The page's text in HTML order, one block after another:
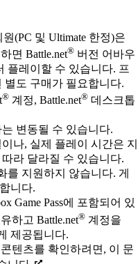
(PC 및 Ultimate 한정)은
면 Battle.net® 버전 어바우
플레이할 수 있습니다. 프
별도 구매가 필요합니다.
® 계정, Battle.net® 데스크톱
변동될 수 있습니다.
나, 실제 플레이 시간은 지
라 달라질 수 있습니다.
를 지원하지 않습니다. 게
니다.
Game Pass에 포함되어 있
하고 Battle.net® 계정을
제공됩니다.
텐츠를 확인하려면, 이 문